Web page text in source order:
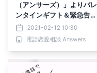
（アンサーズ）」よりバレ
ンタインギフト＆緊急告知
【重要】2021-02-12 10:30
電話恋愛相談 Answers